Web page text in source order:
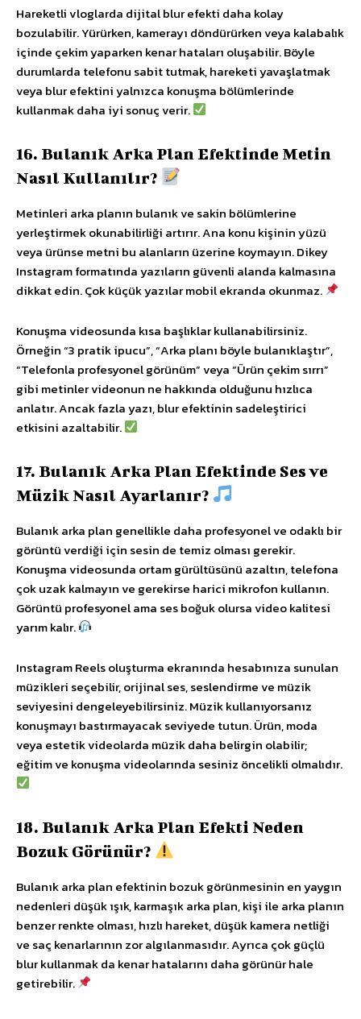
Hareketli vloglarda dijital blur efekti daha kolay
bozulabilir. Yürürken, kamerayı döndürürken veya kalabalık
içinde çekim yaparken kenar hataları oluşabilir. Böyle
durumlarda telefonu sabit tutmak, hareketi yavaşlatmak
veya blur efektini yalnızca konuşma bölümlerinde
kullanmak daha iyi sonuç verir.
16. Bulanık Arka Plan Efektinde Metin
Nasıl Kullanılır?
Metinleri arka planın bulanık ve sakin bölümlerine
yerleştirmek okunabilirliği artırır. Ana konu kişinin yüzü
veya ürünse metni bu alanların üzerine koymayın. Dikey
Instagram formatında yazıların güvenli alanda kalmasına
dikkat edin. Çok küçük yazılar mobil ekranda okunmaz.
Konuşma videosunda kısa başlıklar kullanabilirsiniz.
Örneğin “3 pratik ipucu”, “Arka planı böyle bulanıklaştır”,
“Telefonla profesyonel görünüm” veya “Ürün çekim sırrı”
gibi metinler videonun ne hakkında olduğunu hızlıca
anlatır. Ancak fazla yazı, blur efektinin sadeleştirici
etkisini azaltabilir.
17. Bulanık Arka Plan Efektinde Ses ve
Müzik Nasıl Ayarlanır?
Bulanık arka plan genellikle daha profesyonel ve odaklı bir
görüntü verdiği için sesin de temiz olması gerekir.
Konuşma videosunda ortam gürültüsünü azaltın, telefona
çok uzak kalmayın ve gerekirse harici mikrofon kullanın.
Görüntü profesyonel ama ses boğuk olursa video kalitesi
yarım kalır.
Instagram Reels oluşturma ekranında hesabınıza sunulan
müzikleri seçebilir, orijinal ses, seslendirme ve müzik
seviyesini dengeleyebilirsiniz. Müzik kullanıyorsanız
konuşmayı bastırmayacak seviyede tutun. Ürün, moda
veya estetik videolarda müzik daha belirgin olabilir;
eğitim ve konuşma videolarında sesiniz öncelikli olmalıdır.
18. Bulanık Arka Plan Efekti Neden
Bozuk Görünür?
Bulanık arka plan efektinin bozuk görünmesinin en yaygın
nedenleri düşük ışık, karmaşık arka plan, kişi ile arka planın
benzer renkte olması, hızlı hareket, düşük kamera netliği
ve saç kenarlarının zor algılanmasıdır. Ayrıca çok güçlü
blur kullanmak da kenar hatalarını daha görünür hale
getirebilir.